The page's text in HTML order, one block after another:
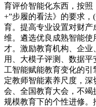
育评价智能化东西，按照
+”步履的看法》的要求
育。提高专业设置对财
维。遴选优良成熟智能使
才。激励教育机构、企
用、大模子评测、数据
工智能赋能教育变化的引
定教师智能素养尺度，
会、全国教育大会，不
规模教育下的个性进修。